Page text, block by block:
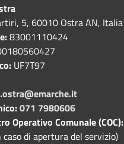
5, 60010 Ostra AN, Italia
83001110424
UF7T97
071 7980606
Operativo Comunale (COC):
di apertura del servizio)